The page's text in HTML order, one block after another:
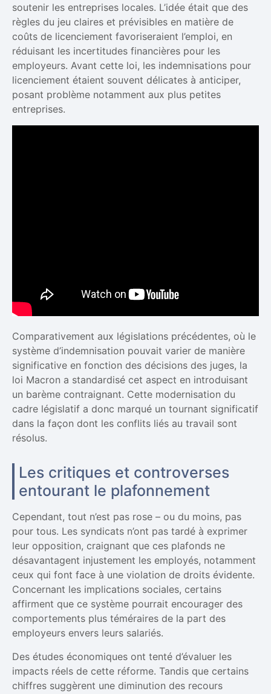
soutenir les entreprises locales. L’idée était que des
règles du jeu claires et prévisibles en matière de
coûts de licenciement favoriseraient l’emploi, en
réduisant les incertitudes financières pour les
employeurs. Avant cette loi, les indemnisations pour
licenciement étaient souvent délicates à anticiper,
posant problème notamment aux plus petites
entreprises.
Comparativement aux législations précédentes, où le
système d’indemnisation pouvait varier de manière
significative en fonction des décisions des juges, la
loi Macron a standardisé cet aspect en introduisant
un barème contraignant. Cette modernisation du
cadre législatif a donc marqué un tournant significatif
dans la façon dont les conflits liés au travail sont
résolus.
Les critiques et controverses
entourant le plafonnement
Cependant, tout n’est pas rose – ou du moins, pas
pour tous. Les syndicats n’ont pas tardé à exprimer
leur opposition, craignant que ces plafonds ne
désavantagent injustement les employés, notamment
ceux qui font face à une violation de droits évidente.
Concernant les implications sociales, certains
affirment que ce système pourrait encourager des
comportements plus téméraires de la part des
employeurs envers leurs salariés.
Des études économiques ont tenté d’évaluer les
impacts réels de cette réforme. Tandis que certains
chiffres suggèrent une diminution des recours